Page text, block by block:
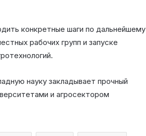
конкретные шаги по дальнейшему
рабочих групп и запуске
науку закладывает прочный
и агросектором